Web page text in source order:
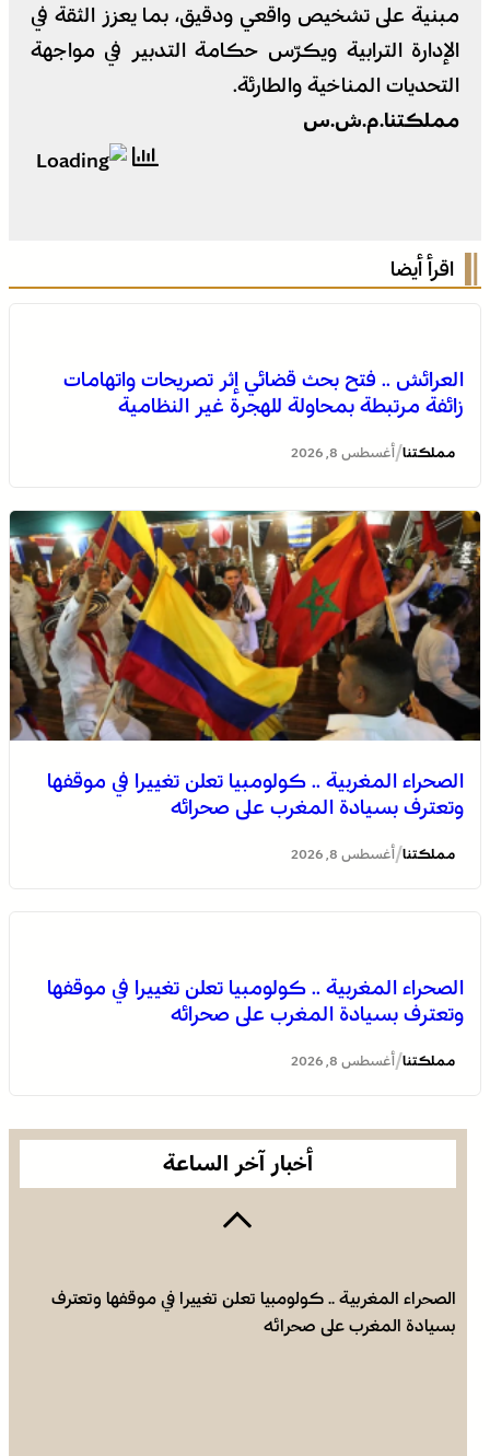
مبنية على تشخيص واقعي ودقيق، بما يعزز الثقة في
الإدارة الترابية ويكرّس حكامة التدبير في مواجهة
التحديات المناخية والطارئة.
مملكتنا.م.ش.س
اقرأ أيضا
العرائش .. فتح بحث قضائي إثر تصريحات واتهامات
زائفة مرتبطة بمحاولة للهجرة غير النظامية
مملكتنا/ أغسطس 8, 2026
الصحراء المغربية .. كولومبيا تعلن تغييرا في موقفها
وتعترف بسيادة المغرب على صحرائه
مملكتنا/ أغسطس 8, 2026
الصحراء المغربية .. كولومبيا تعلن تغييرا في موقفها
وتعترف بسيادة المغرب على صحرائه
مملكتنا/ أغسطس 8, 2026
أخبار آخر الساعة
بولمان تفتتح الدورة الثانية لمهرجان الزعفران والنباتات الطبية
العرائش .. فتح بحث قضائي إثر تصريحات واتهامات زائفة
الصحراء المغربية .. كولومبيا تعلن تغييرا في موقفها وتعترف
بسيادة المغرب على صحرائه